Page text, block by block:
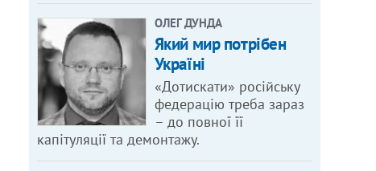
ОЛЕГ ДУНДА
Який мир потрібен
Україні
«Дотискати» російську
федерацію треба зараз
– до повної її
капітуляції та демонтажу.